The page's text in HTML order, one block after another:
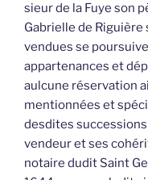
sieur de la Fuye son
Gabrielle de
vendues se
appartenances et
aulcune réservation
mentionnées et
desdites
vendeur et ses
notaire dudit Saint